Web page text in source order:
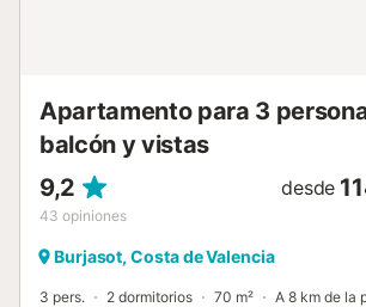
Apartamento para 3
balcón y vistas
9,2
43 opiniones
desde
Burjasot, Costa de Valencia
3 pers. 2 dormitorios 70 m² A 8 km de la